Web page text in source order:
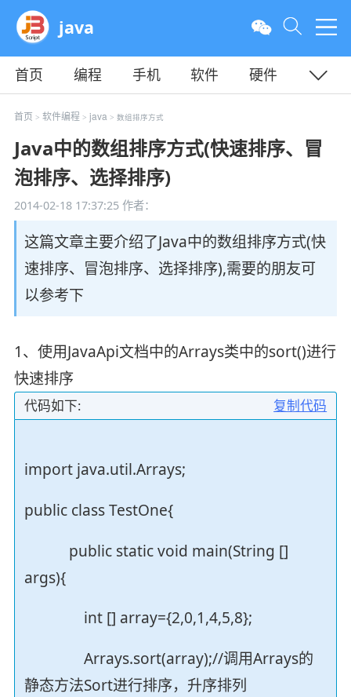
java
首页 编程 手机 软件
硬件
教程
平面 服务器
首页 > 软件编程 > java> 数组排序方式
Java中的数组排序方式(快速排序、冒
泡排序、选择排序)
2014-02-18 17:37:25作者：
这篇文章主要介绍了Java中的数组排序方式(快
速排序、冒泡排序、选择排序),需要的朋友可
以参考下
1、使用JavaApi文档中的Arrays类中的sort()进行
快速排序
复制代码
代码如下:
import java.util.Arrays;
public class TestOne{
public static void main(String []
args){
int [] array={2,0,1,4,5,8};
Arrays.sort(array);//调用Arrays的
静态方法Sort进行排序，升序排列